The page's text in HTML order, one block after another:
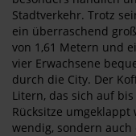
Stadtverkehr. Trotz
ein überraschend
von 1,61 Metern und
vier Erwachsene
durch die City. Der
Litern, das sich auf
Rücksitze
wendig, sondern